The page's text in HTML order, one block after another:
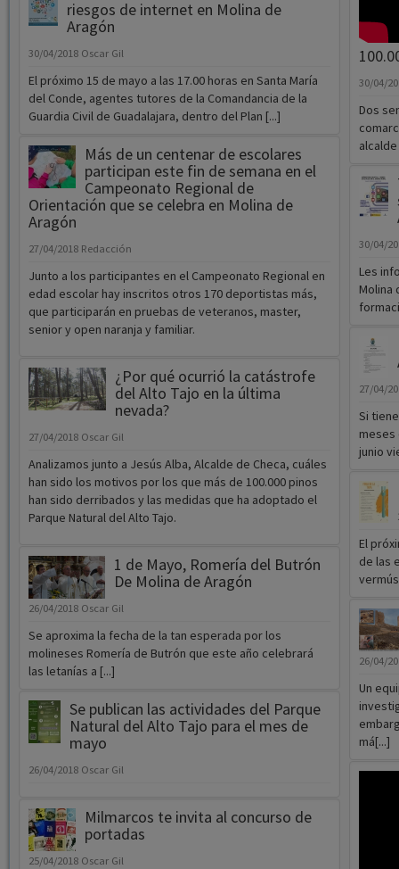
riesgos de internet en Molina de
Aragón
30/04/2018 Oscar Gil
El próximo 15 de mayo a las 17.00 horas en Santa María
del Conde, agentes tutores de la Comandancia de la
Guardia Civil de Guadalajara, dentro del Plan [...]
Más de un centenar de escolares
participan este fin de semana en el
Campeonato Regional de
Orientación que se celebra en Molina de
Aragón
27/04/2018 Redacción
Junto a los participantes en el Campeonato Regional en
edad escolar hay inscritos otros 170 deportistas más,
que participarán en pruebas de veteranos, master,
senior y open naranja y familiar.
¿Por qué ocurrió la catástrofe
del Alto Tajo en la última
nevada?
27/04/2018 Oscar Gil
Analizamos junto a Jesús Alba, Alcalde de Checa, cuáles
han sido los motivos por los que más de 100.000 pinos
han sido derribados y las medidas que ha adoptado el
Parque Natural del Alto Tajo.
1 de Mayo, Romería del Butrón
De Molina de Aragón
26/04/2018 Oscar Gil
Se aproxima la fecha de la tan esperada por los
molineses Romería de Butrón que este año celebrará
las letanías a [...]
Se publican las actividades del Parque
Natural del Alto Tajo para el mes de
mayo
26/04/2018 Oscar Gil
Milmarcos te invita al concurso de
portadas
25/04/2018 Oscar Gil
30/04/
Dos
30/04/
Les
Molina
27/04/
Si
meses
junio
El
de las
26/04/
Un
má[...]